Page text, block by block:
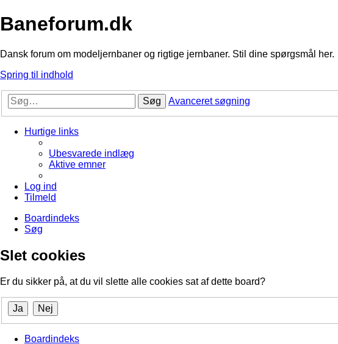
Baneforum.dk
Dansk forum om modeljernbaner og rigtige jernbaner. Stil dine spørgsmål her.
Spring til indhold
Søg Avanceret søgning
Hurtige links
Ubesvarede indlæg
Aktive emner
Log ind
Tilmeld
Boardindeks
Søg
Slet cookies
Er du sikker på, at du vil slette alle cookies sat af dette board?
Boardindeks